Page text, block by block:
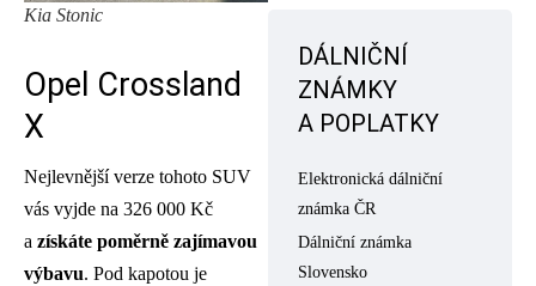
Kia Stonic
Opel Crossland
X
Nejlevnější verze tohoto SUV
vás vyjde na 326 000 Kč
a získáte poměrně zajímavou
výbavu. Pod kapotou je
DÁLNIČNÍ
ZNÁMKY
A POPLATKY
Elektronická dálniční
známka ČR
Dálniční známka
Slovensko